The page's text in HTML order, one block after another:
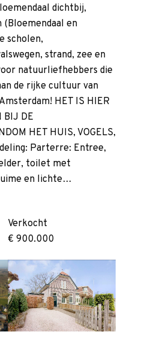
dichtbij,
en
scholen,
strand, zee en
natuurliefhebbers die
de rijke cultuur van
HET IS HIER
BIJ DE
HET HUIS, VOGELS,
Parterre: Entree,
toilet met
en lichte…
Verkocht
€ 900.000